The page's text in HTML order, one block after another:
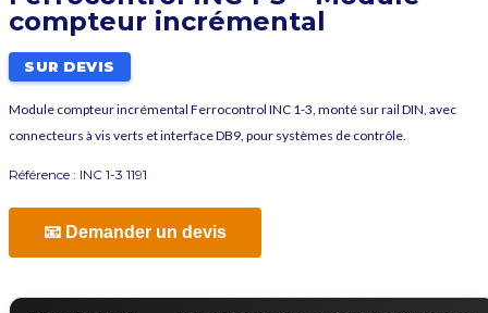
compteur incrémental
SUR DEVIS
Module compteur incrémental Ferrocontrol INC 1-3, monté sur rail DIN, avec
connecteurs à vis verts et interface DB9, pour systèmes de contrôle.
Référence : INC 1-3 1191
📧 Demander un devis